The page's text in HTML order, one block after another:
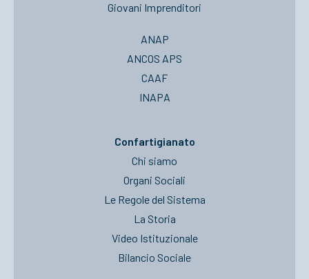
Giovani Imprenditori
ANAP
ANCOS APS
CAAF
INAPA
Confartigianato
Chi siamo
Organi Sociali
Le Regole del Sistema
La Storia
Video Istituzionale
Bilancio Sociale